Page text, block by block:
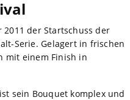
2011 der Startschuss der
Serie. Gelagert in frischen
mit einem Finish in
sein Bouquet komplex und